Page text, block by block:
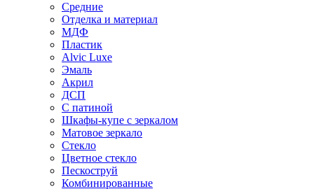
Средние
Отделка и материал
МДФ
Пластик
Alvic Luxe
Эмаль
Акрил
ДСП
С патиной
Шкафы-купе с зеркалом
Матовое зеркало
Стекло
Цветное стекло
Пескоструй
Комбинированные